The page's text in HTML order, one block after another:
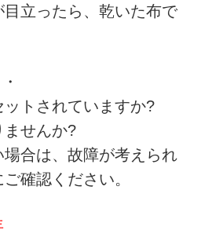
目立ったら、乾いた布で
ットされていますか?
ませんか?
場合は、故障が考えられ
確認ください。